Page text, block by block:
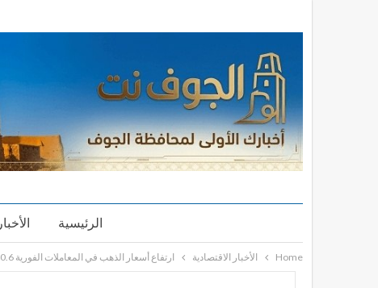
الرئيسية الأخبار
Home الأخبار الاقتصادية ارتفاع أسعار الذهب في المعاملات الفورية 0.6%